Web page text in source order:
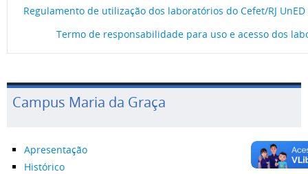
Regulamento de utilização dos laboratórios do Cefet/RJ
Termo de responsabilidade para uso e acesso dos
Campus Maria da Graça
Apresentação
Histórico